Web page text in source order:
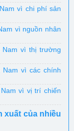
vì chi phí sản
vì nguồn nhân
vì thị trường
vì các chính
vì vị trí chiến
xuất của nhiều